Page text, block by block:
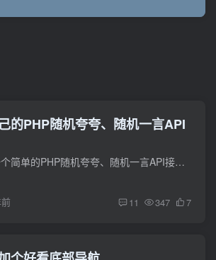
的PHP随机夸夸、随机一言API
前言 本次分享的是一个简单的PHP随机夸夸、随机一言API接口，为什么要分享这个api接口呢？ 因为有些文章需要评论之后才能显示重要的段落，但是很多评论都是乱七八糟的，添加随机一言之后就不用...
11 347 7